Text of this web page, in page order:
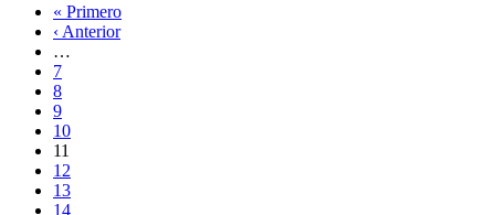
« Primero
‹ Anterior
…
7
8
9
10
11
12
13
14